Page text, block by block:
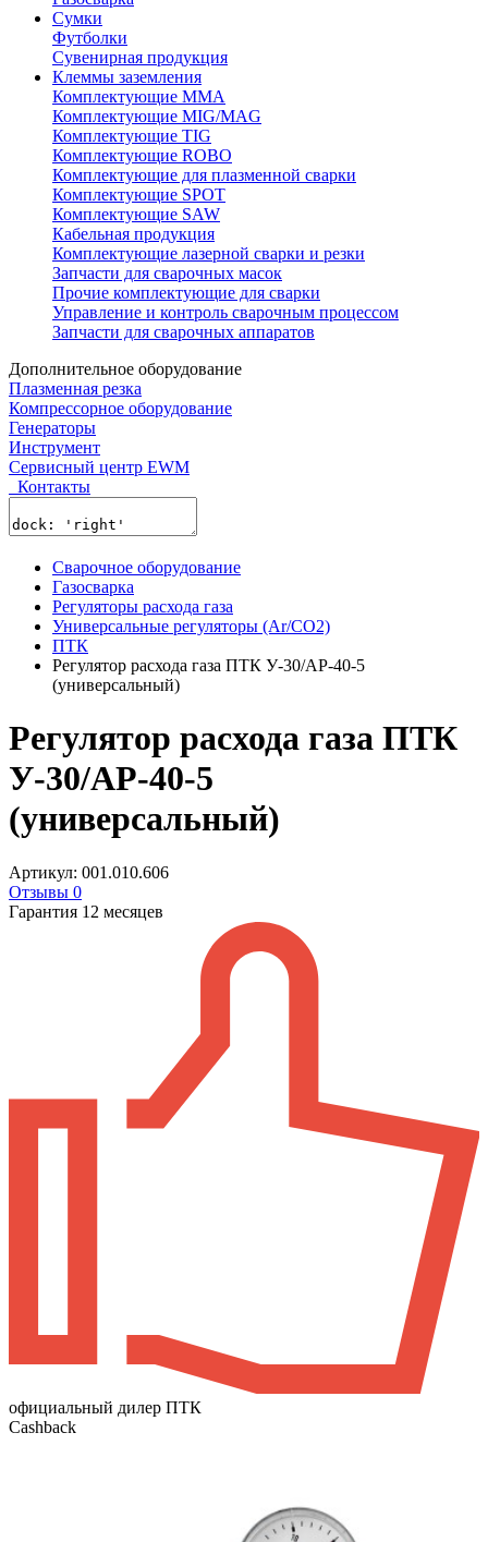
Сумки
Футболки
Сувенирная продукция
Клеммы заземления
Комплектующие ММА
Комплектующие MIG/MAG
Комплектующие TIG
Комплектующие ROBO
Комплектующие для плазменной сварки
Комплектующие SPOT
Комплектующие SAW
Кабельная продукция
Комплектующие лазерной сварки и резки
Запчасти для сварочных масок
Прочие комплектующие для сварки
Управление и контроль сварочным процессом
Запчасти для сварочных аппаратов
Дополнительное оборудование
Плазменная резка
Компрессорное оборудование
Генераторы
Инструмент
Сервисный центр EWM
Контакты
Сварочное оборудование
Газосварка
Регуляторы расхода газа
Универсальные регуляторы (Ar/CO2)
ПТК
Регулятор расхода газа ПТК У-30/АР-40-5
(универсальный)
Регулятор расхода газа ПТК
У-30/АР-40-5
(универсальный)
Артикул: 001.010.606
Отзывы 0
Гарантия 12 месяцев
официальный дилер ПТК
Cashback